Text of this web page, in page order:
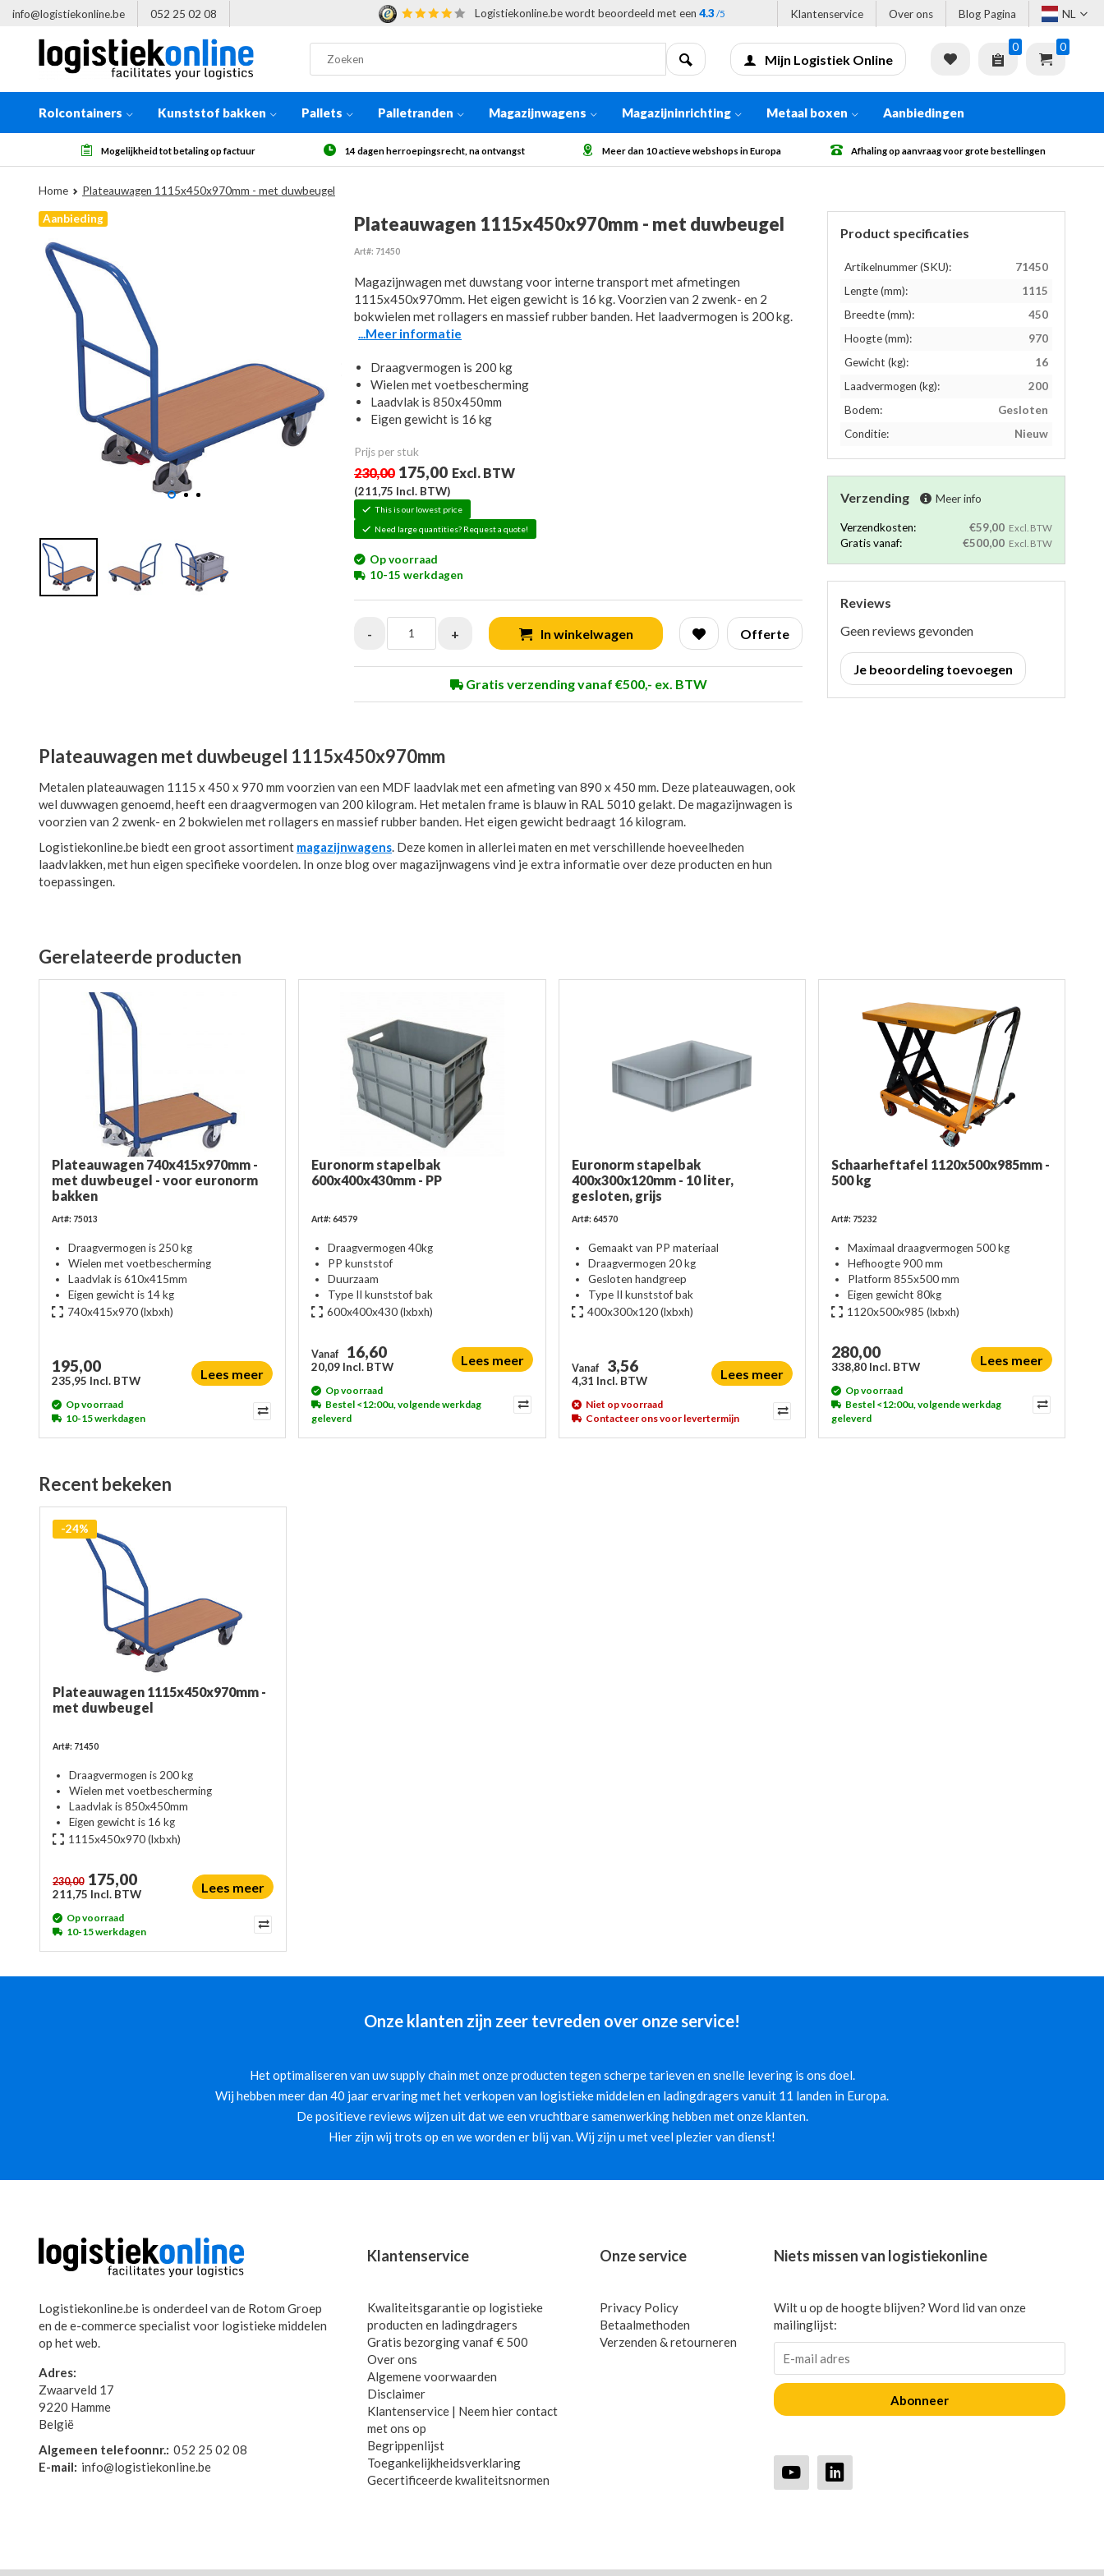
info@logistiekonline.be 052 25 02 08 Logistiekonline.be wordt beoordeeld met een 4.3/5 Klantenservice Over ons Blog Pagina NL
Mijn Logistiek Online
0 0
Rolcontainers Kunststof bakken Pallets Palletranden Magazijnwagens Magazijninrichting Metaal boxen Aanbiedingen
tot betaling op factuur 14 dagen herroepingsrecht, na ontvangst Meer dan 10 actieve webshops in Europa Afhaling op aanvraag voor grote bestellingen Gratis verzending vanaf € 500
Home Plateauwagen 1115x450x970mm - met duwbeugel
Aanbieding Plateauwagen 1115x450x970mm - met duwbeugel
Art#: 71450
Magazijnwagen met duwstang voor interne transport met afmetingen
1115x450x970mm. Het eigen gewicht is 16 kg. Voorzien van 2 zwenk- en 2
bokwielen met rollagers en massief rubber banden. Het laadvermogen is 200 kg.
...Meer informatie
Draagvermogen is 200 kg
Wielen met voetbescherming
Laadvlak is 850x450mm
Eigen gewicht is 16 kg
Prijs per stuk
230,00 175,00 Excl. BTW
(211,75 Incl. BTW)
This is our lowest price
Need large quantities? Request a quote!
Op voorraad
10-15 werkdagen
- + In winkelwagen Offerte
Gratis verzending vanaf €500,- ex. BTW
Plateauwagen met duwbeugel 1115x450x970mm
Metalen plateauwagen 1115 x 450 x 970 mm voorzien van een MDF laadvlak met een afmeting van 890 x 450 mm. Deze plateauwagen, ook
wel duwwagen genoemd, heeft een draagvermogen van 200 kilogram. Het metalen frame is blauw in RAL 5010 gelakt. De magazijnwagen is
voorzien van 2 zwenk- en 2 bokwielen met rollagers en massief rubber banden. Het eigen gewicht bedraagt 16 kilogram.
Logistiekonline.be biedt een groot assortiment magazijnwagens. Deze komen in allerlei maten en met verschillende hoeveelheden
laadvlakken, met hun eigen specifieke voordelen. In onze blog over magazijnwagens vind je extra informatie over deze producten en hun
toepassingen.
Product specificaties
Artikelnummer (SKU):
71450
Lengte (mm):
1115
Breedte (mm):
450
Hoogte (mm):
970
Gewicht (kg):
16
Laadvermogen (kg):
200
Bodem:
Gesloten
Conditie:
Nieuw
Verzending Meer info
Verzendkosten: €59,00 Excl. BTW
Gratis vanaf: €500,00 Excl. BTW
Reviews
Geen reviews gevonden
Je beoordeling toevoegen
Gerelateerde producten
Plateauwagen 740x415x970mm -
met duwbeugel - voor euronorm
bakken
Art#: 75013
Draagvermogen is 250 kg
Wielen met voetbescherming
Laadvlak is 610x415mm
Eigen gewicht is 14 kg
740x415x970(lxbxh)
195,00
235,95 Incl. BTW Lees meer
Op voorraad
10-15 werkdagen
Euronorm stapelbak
600x400x430mm - PP
Art#: 64579
Draagvermogen 40kg
PP kunststof
Duurzaam
Type II kunststof bak
600x400x430(lxbxh)
Vanaf 16,60
20,09 Incl. BTW Lees meer
Op voorraad
Bestel <12:00u, volgende werkdag
geleverd
Euronorm stapelbak
400x300x120mm - 10 liter,
gesloten, grijs
Art#: 64570
Gemaakt van PP materiaal
Draagvermogen 20 kg
Gesloten handgreep
Type II kunststof bak
400x300x120(lxbxh)
Vanaf 3,56
4,31 Incl. BTW Lees meer
Niet op voorraad
Contacteer ons voor levertermijn
Schaarheftafel 1120x500x985mm -
500 kg
Art#: 75232
Maximaal draagvermogen 500 kg
Hefhoogte 900 mm
Platform 855x500 mm
Eigen gewicht 80kg
1120x500x985 (lxbxh)
280,00
338,80 Incl. BTW Lees meer
Op voorraad
Bestel <12:00u, volgende werkdag
geleverd
Recent bekeken
-24%
Plateauwagen 1115x450x970mm -
met duwbeugel
Art#: 71450
Draagvermogen is 200 kg
Wielen met voetbescherming
Laadvlak is 850x450mm
Eigen gewicht is 16 kg
1115x450x970(lxbxh)
230,00 175,00
211,75 Incl. BTW Lees meer
Op voorraad
10-15 werkdagen
Onze klanten zijn zeer tevreden over onze service!
Het optimaliseren van uw supply chain met onze producten tegen scherpe tarieven en snelle levering is ons doel.
Wij hebben meer dan 40 jaar ervaring met het verkopen van logistieke middelen en ladingdragers vanuit 11 landen in Europa.
De positieve reviews wijzen uit dat we een vruchtbare samenwerking hebben met onze klanten.
Hier zijn wij trots op en we worden er blij van. Wij zijn u met veel plezier van dienst!
Logistiekonline.be is onderdeel van de Rotom Groep
en de e-commerce specialist voor logistieke middelen
op het web.
Adres:
Zwaarveld 17
9220 Hamme
België
Algemeen telefoonnr.: 052 25 02 08
E-mail: info@logistiekonline.be
Klantenservice
Kwaliteitsgarantie op logistieke
producten en ladingdragers
Gratis bezorging vanaf € 500
Over ons
Algemene voorwaarden
Disclaimer
Klantenservice | Neem hier contact
met ons op
Begrippenlijst
Toegankelijkheidsverklaring
Gecertificeerde kwaliteitsnormen
Onze service
Privacy Policy
Betaalmethoden
Verzenden & retourneren
Niets missen van logistiekonline
Wilt u op de hoogte blijven? Word lid van onze
mailinglijst:
Abonneer